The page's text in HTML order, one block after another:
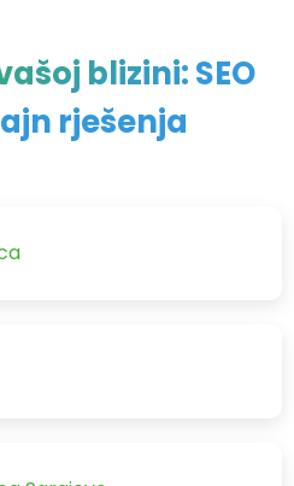
blizini:SEO
rješenja